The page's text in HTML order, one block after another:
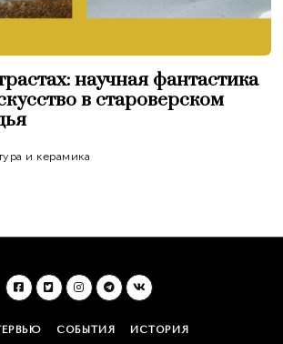
научная фантастика
в староверском
и керамика
СОБЫТИЯ
ИСТОРИЯ